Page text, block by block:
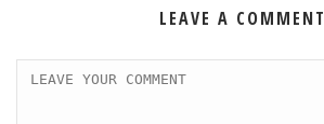
LEAVE A COMMENT